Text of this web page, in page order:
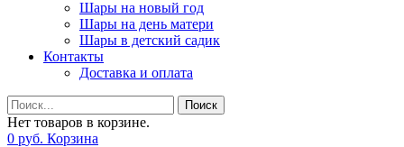
Шары на новый год
Шары на день матери
Шары в детский садик
Контакты
Доставка и оплата
Поиск
Нет товаров в корзине.
0 руб. Корзина